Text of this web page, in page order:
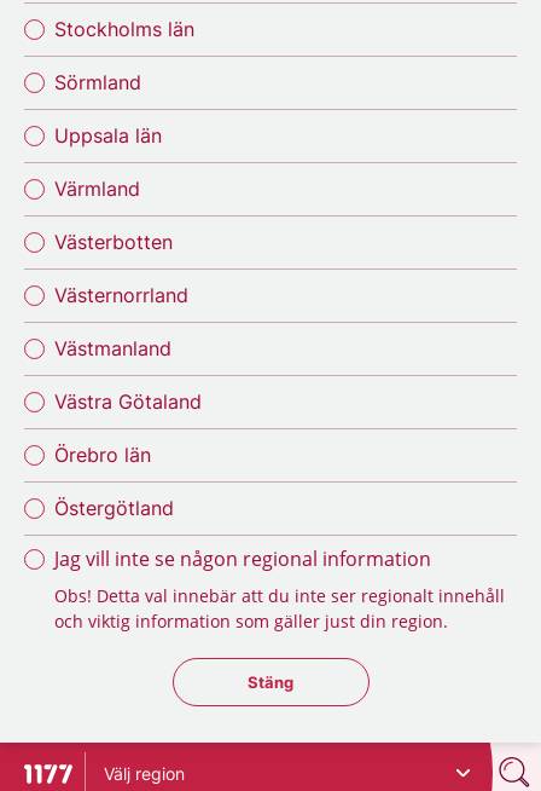
Stockholms län
Sörmland
Uppsala län
Värmland
Västerbotten
Västernorrland
Västmanland
Västra Götaland
Örebro län
Östergötland
Jag vill inte se någon regional information
Obs! Detta val innebär att du inte ser regionalt innehåll
och viktig information som gäller just din region.
Stäng regionsväljaren
Stäng
Till startsidan för 1177
Välj region